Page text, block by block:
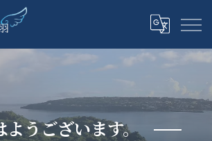
ようございます。